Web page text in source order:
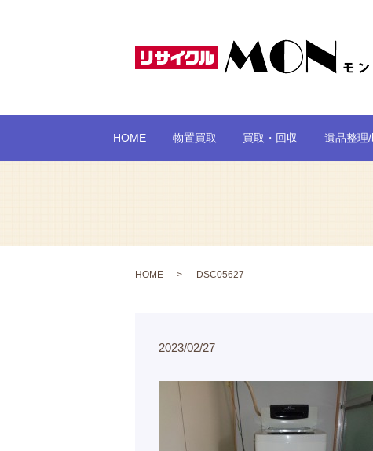
HOME 物置買取 買取・回収 遺品整理
HOME DSC05627
2023/02/27